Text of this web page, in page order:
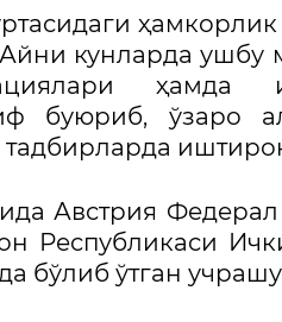
кунларда ушбу
буюриб, ўзаро
Австрия
Республикаси
бўлиб ўтган